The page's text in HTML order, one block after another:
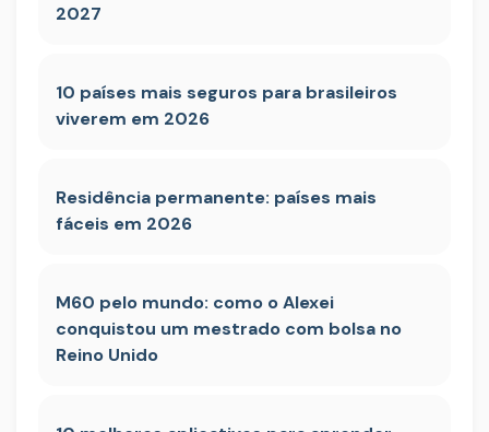
2027
10 países mais seguros para brasileiros
viverem em 2026
Residência permanente: países mais
fáceis em 2026
M60 pelo mundo: como o Alexei
conquistou um mestrado com bolsa no
Reino Unido